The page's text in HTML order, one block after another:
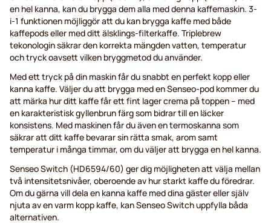
en hel kanna, kan du brygga dem alla med denna kaffemaskin. 3-
i-1 funktionen möjliggör att du kan brygga kaffe med både
kaffepods eller med ditt älsklings-filterkaffe. Triplebrew
tekonologin säkrar den korrekta mängden vatten, temperatur
och tryck oavsett vilken bryggmetod du använder.
Med ett tryck på din maskin får du snabbt en perfekt kopp eller
kanna kaffe. Väljer du att brygga med en Senseo-pod kommer du
att märka hur ditt kaffe får ett fint lager crema på toppen – med
en karakteristisk gyllenbrun färg som bidrar till en läcker
konsistens. Med maskinen får du även en termoskanna som
säkrar att ditt kaffe bevarar sin rätta smak, arom samt
temperatur i många timmar, om du väljer att brygga en hel kanna.
Senseo Switch (HD6594/60) ger dig möjligheten att välja mellan
två intensitetsnivåer, oberoende av hur starkt kaffe du föredrar.
Om du gärna vill dela en kanna kaffe med dina gäster eller själv
njuta av en varm kopp kaffe, kan Senseo Switch uppfylla båda
alternativen.